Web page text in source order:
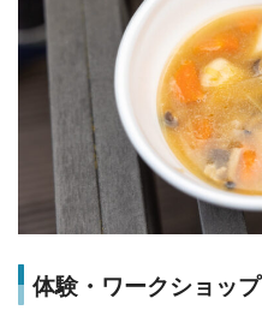
体験・ワークショップ